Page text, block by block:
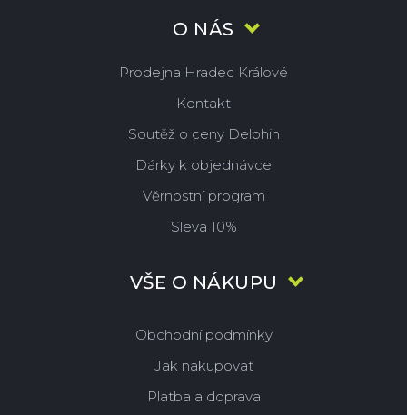
O NÁS
Prodejna Hradec Králové
Kontakt
Soutěž o ceny Delphin
Dárky k objednávce
Věrnostní program
Sleva 10%
VŠE O NÁKUPU
Obchodní podmínky
Jak nakupovat
Platba a doprava